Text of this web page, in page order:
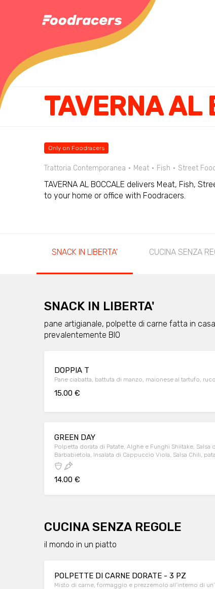
TAVERNA AL
Only on Foodracers
Trattoria Contemporanea Meat Fish Street Food
TAVERNA AL BOCCALE delivers Meat, Fish,
to your home or office with Foodracers.
SNACK IN LIBERTA' CUCINA SENZA
SNACK IN LIBERTA'
pane artigianale, polpette di carne fatta in
prevalentemente BIO
DOPPIA T
Pane ciabatta, battuta di manzo, maionese al tartufo,
15.00 €
GREEN DAY
Polpetta dorata di Patate, Alghe e Funghi Shiitake,
Barbabietola, Insalata di Cappuccio Viola, Salsa Chili,
14.00 €
CUCINA SENZA REGOLE
il mondo in un piatto
POLPETTE DI CARNE DORATE - 3 PZ
Misto di carne, formaggio e prezzemolo all’interno di